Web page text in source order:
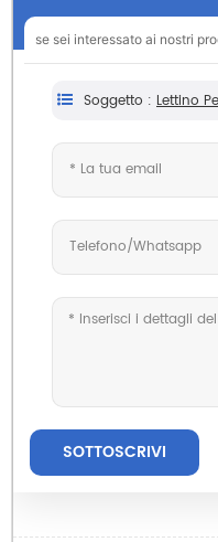
se sei interessato ai nostri
Soggetto : Lettino